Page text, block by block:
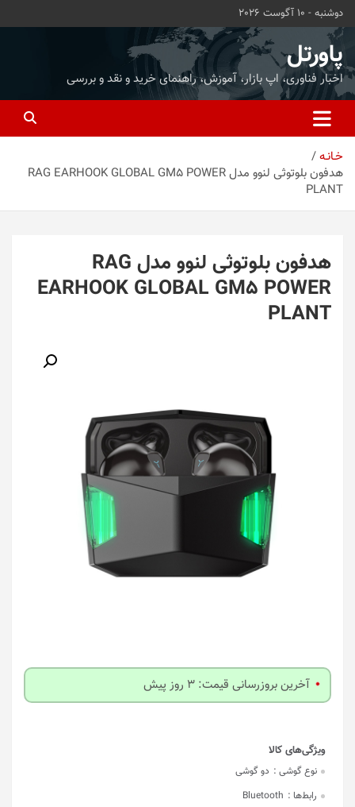
محتوا
بروید
دوشنبه - 10 آگوست 2026
پاورتل
اخبار فناوری، اپ بازار، آموزش، راهنمای خرید و نقد و بررسی
خـانـه
هدفون بلوتوثی لنوو مدل RAG EARHOOK GLOBAL GM5 POWER
PLANT
هدفون بلوتوثی لنوو مدل RAG
EARHOOK GLOBAL GM5 POWER
PLANT
آخرین بروزرسانی قیمت: 3 روز پیش
نوع گوشی : دو گوشی
رابط‌ها : Bluetooth